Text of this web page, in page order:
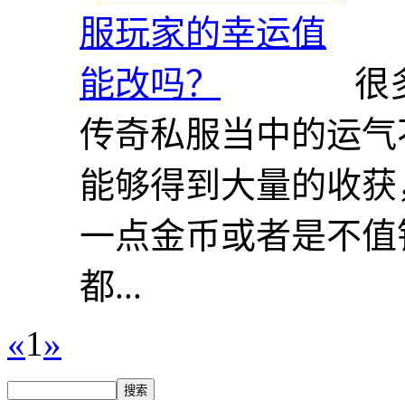
很
传奇私服当中的运
能够得到大量的收
一点金币或者是不
都...
«1»